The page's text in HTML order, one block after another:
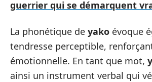
guerrier qui se démarquent
La phonétique de yako évoque
tendresse perceptible,
émotionnelle. En tant que mot,
ainsi un instrument verbal qui